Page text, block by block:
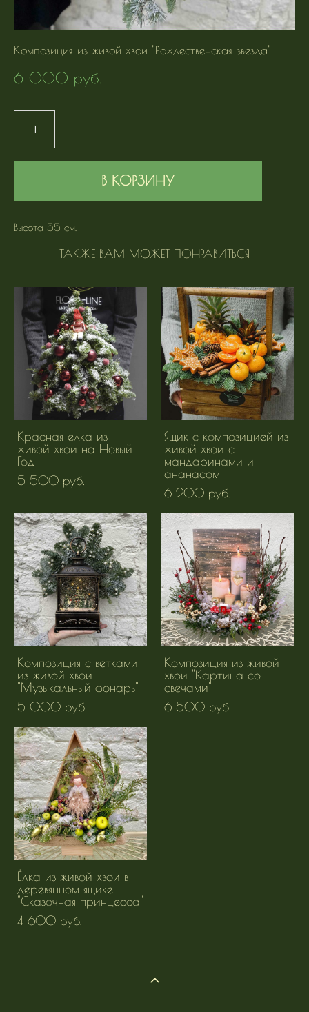
Композиция из живой хвои "Рождественская звезда"
6 000 pуб.
В КОРЗИНУ
Высота 55 см.
ТАКЖЕ ВАМ МОЖЕТ ПОНРАВИТЬСЯ
Красная елка из
живой хвои на Новый
Год
5 500 pуб.
Ящик с композицией из
живой хвои с
мандаринами и
ананасом
6 200 pуб.
Композиция с ветками
из живой хвои
"Музыкальный фонарь"
5 000 pуб.
Композиция из живой
хвои "Картина со
свечами"
6 500 pуб.
Ёлка из живой хвои в
деревянном ящике
"Сказочная принцесса"
4 600 pуб.